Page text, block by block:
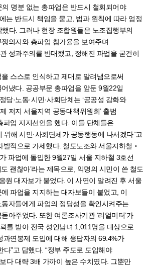
의 명분 없는 총파업은 반드시 철회되어야
는 반드시 책임을 묻고, 법과 원칙에 따라 엄정
했다. 그러나 현장 조합원들은 노조집행부의
의지와 총파업 참가율을 보여주며
성과주의를 반대했고, 정해진 파업을 굳건히
스스로 인식하고 제대로 알려냄으로써
냈다. 공공부문 총파업을 앞둔 9월22일
당·노동·시민·사회단체는 ‘공공성 강화와
저지 서울지역 공동대책위원회’ 출범
파업 지지선언을 했다. 이들 단체들은
위해 시민·사회단체가 공동행동에 나서겠다”고
발적으로 가세했다. 철도노조와 서울지하철‧
파업에 돌입한 9월27일 서울 지하철 3호선
괜찮아’라는 제목으로, 익명의 시민이 쓴 철도
원 대자보가 붙었다. 이 사연이 알려진 후 서울
파업을 지지하는 대자보들이 붙었고, 이
자들에게 파업의 정당성을 확인시켜주는
아주었다. 또한 여론조사기관 ‘리얼미터’가
를 받아 전국 성인남녀 1,011명을 대상으로
과연봉제 도입에 대해 응답자의 69.4%가
다”고 답했다. “정부 주도로 도입해야
다 대략 3배 가까이 높은 수치였다. 그뿐만